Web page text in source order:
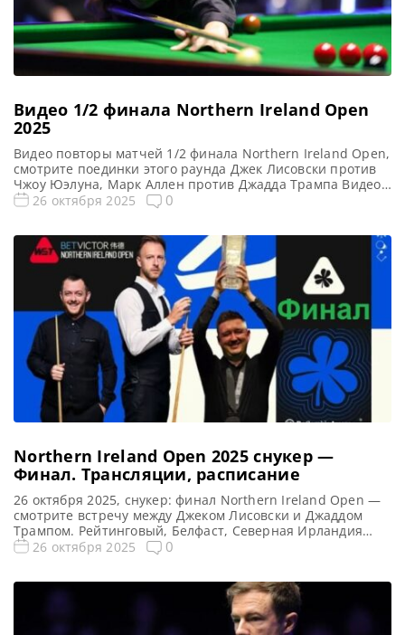
Видео 1/2 финала Northern Ireland Open
2025
Видео повторы матчей 1/2 финала Northern Ireland Open,
смотрите поединки этого раунда Джек Лисовски против
Чжоу Юэлуна, Марк Аллен против Джадда Трампа Видео
1/2 финала Northern Ireland Open 2025 — снукер Если не
Матч Марк Аллен — […]
26 октября 2025 0
Northern Ireland Open 2025 снукер —
Финал. Трансляции, расписание
26 октября 2025, снукер: финал Northern Ireland Open —
смотрите встречу между Джеком Лисовски и Джаддом
Трампом. Рейтинговый, Белфаст, Северная Ирландия
Предыдущий чемпион: Кайрен Уилсон Финал Northern
Ирландии 2025 (Live) Смотреть сегодня прямые
трансляции финала рейтингового турнира Northern
Ireland Open по снукеру вы […]
26 октября 2025 0